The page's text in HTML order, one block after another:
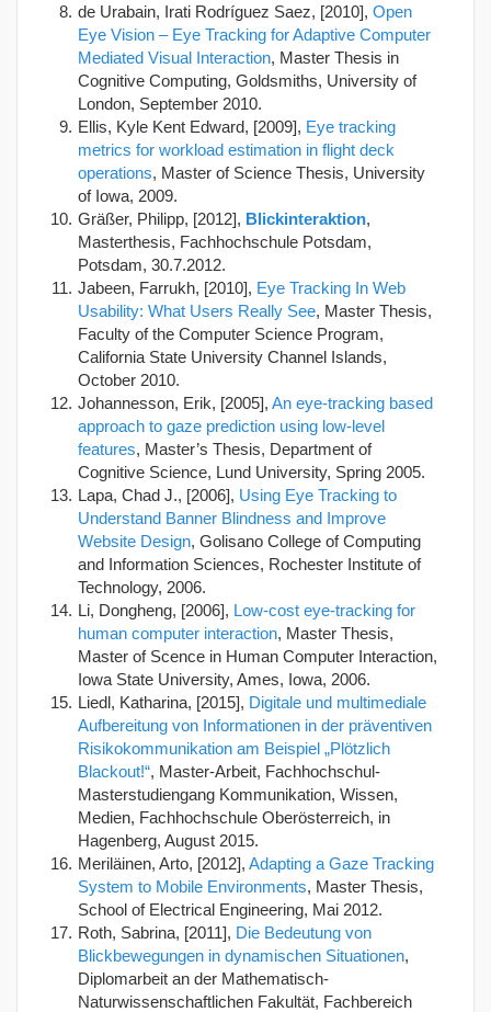
de Urabain, Irati Rodríguez Saez, [2010], Open
Eye Vision – Eye Tracking for Adaptive Computer
Mediated Visual Interaction, Master Thesis in
Cognitive Computing, Goldsmiths, University of
London, September 2010.
Ellis, Kyle Kent Edward, [2009], Eye tracking
metrics for workload estimation in flight deck
operations, Master of Science Thesis, University
of Iowa, 2009.
Gräßer, Philipp, [2012], Blickinteraktion,
Masterthesis, Fachhochschule Potsdam,
Potsdam, 30.7.2012.
Jabeen, Farrukh, [2010], Eye Tracking In Web
Usability: What Users Really See, Master Thesis,
Faculty of the Computer Science Program,
California State University Channel Islands,
October 2010.
Johannesson, Erik, [2005], An eye-tracking based
approach to gaze prediction using low-level
features, Master’s Thesis, Department of
Cognitive Science, Lund University, Spring 2005.
Lapa, Chad J., [2006], Using Eye Tracking to
Understand Banner Blindness and Improve
Website Design, Golisano College of Computing
and Information Sciences, Rochester Institute of
Technology, 2006.
Li, Dongheng, [2006], Low-cost eye-tracking for
human computer interaction, Master Thesis,
Master of Scence in Human Computer Interaction,
Iowa State University, Ames, Iowa, 2006.
Liedl, Katharina, [2015], Digitale und multimediale
Aufbereitung von Informationen in der präventiven
Risikokommunikation am Beispiel „Plötzlich
Blackout!“, Master-Arbeit, Fachhochschul-
Masterstudiengang Kommunikation, Wissen,
Medien, Fachhochschule Oberösterreich, in
Hagenberg, August 2015.
Meriläinen, Arto, [2012], Adapting a Gaze Tracking
System to Mobile Environments, Master Thesis,
School of Electrical Engineering, Mai 2012.
Roth, Sabrina, [2011], Die Bedeutung von
Blickbewegungen in dynamischen Situationen,
Diplomarbeit an der Mathematisch-
Naturwissenschaftlichen Fakultät, Fachbereich